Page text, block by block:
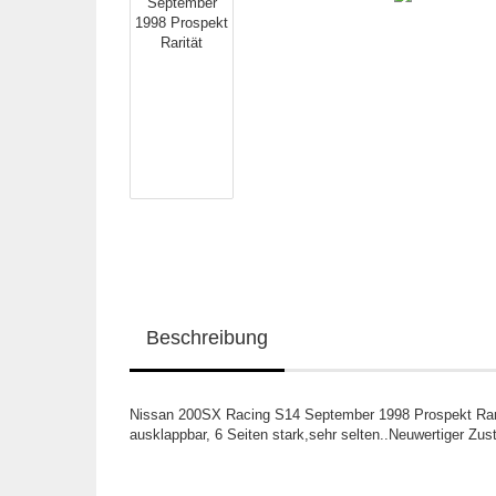
Beschreibung
Nissan 200SX Racing S14 September 1998 Prospekt
ausklappbar, 6 Seiten stark,sehr selten..Neuwertiger